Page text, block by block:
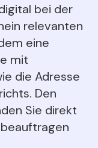
bei der
relevanten
eine
mit
die Adresse
Den
Sie direkt